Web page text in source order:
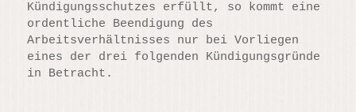
Kündigungsschutzes erfüllt, so kommt eine
ordentliche Beendigung des
Arbeitsverhältnisses nur bei Vorliegen
eines der drei folgenden Kündigungsgründe
in Betracht.